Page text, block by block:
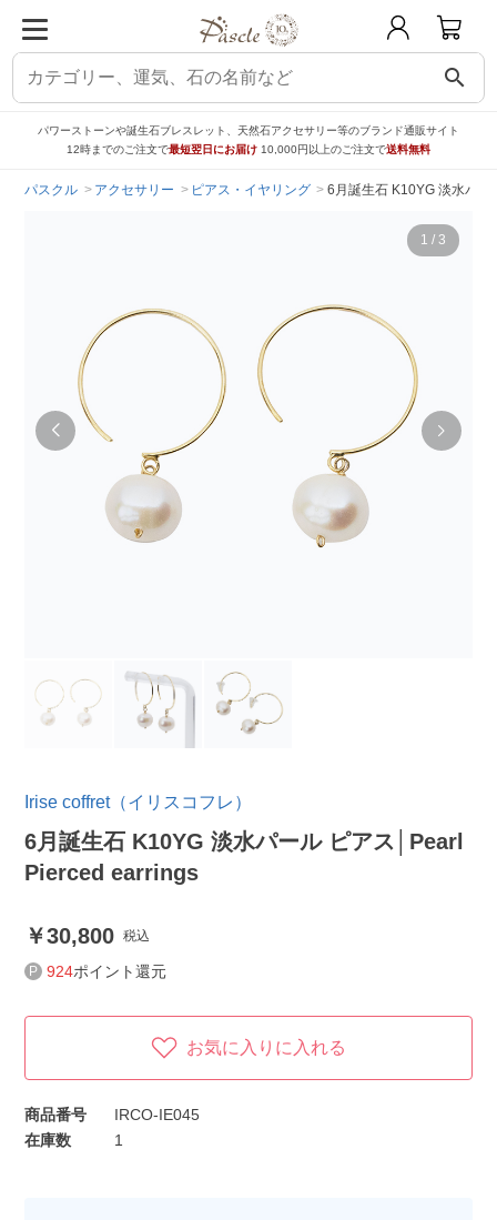
search
パワーストーンや誕生石ブレスレット、天然石アクセサリー等のブランド通販サイト
12時までのご注文で最短翌日にお届け 10,000円以上のご注文で送料無料
パスクル アクセサリー ピアス・イヤリング 6月誕生石 K10YG 淡水パ
1 / 3
Irise coffret（イリスコフレ）
6月誕生石 K10YG 淡水パール ピアス│Pearl
Pierced earrings
30,800 税込
924ポイント還元
お気に入りに入れる
商品番号
IRCO-IE045
在庫数
1